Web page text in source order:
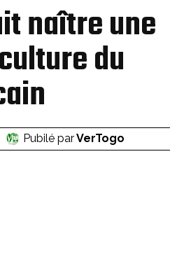
naître une
du
Pubilé parVerTogo